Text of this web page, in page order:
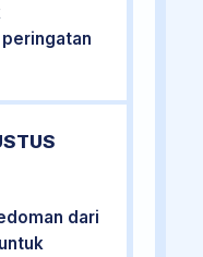
dari